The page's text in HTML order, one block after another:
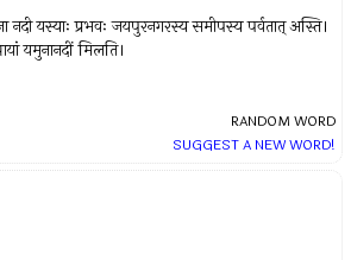
नदी यस्याः प्रभवः जयपुरनगरस्य समीपस्य पर्वतात् अस्ति।
यमुनानदीं मिलति।
RANDOM WORD
SUGGEST A NEW WORD!